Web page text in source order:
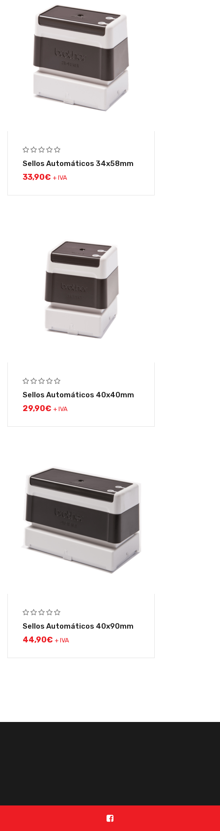
Sellos Automáticos 34x58mm
33,90€ + IVA
Sellos Automáticos 40x40mm
29,90€ + IVA
Sellos Automáticos 40x90mm
44,90€ + IVA